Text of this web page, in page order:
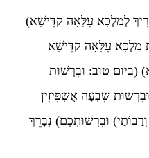
לְמַלְכָּא עִלָּאָה קַדִּישָׁא)
מַלְכָּא עִלָּאָה קַדִּישָׁא
טוב: וּבִרְשׁוּת
שִׁבְעָה אֻשְׁפִּיזִין
וּבִרְשׁוּתְכֶם) נְבָרֵךְ